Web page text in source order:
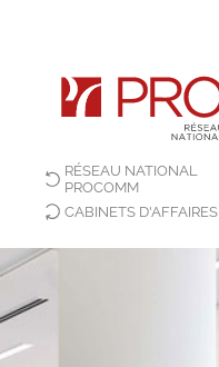
RÉSEAU NATIONAL
PROCOMM
CABINETS D'AFFAIRES